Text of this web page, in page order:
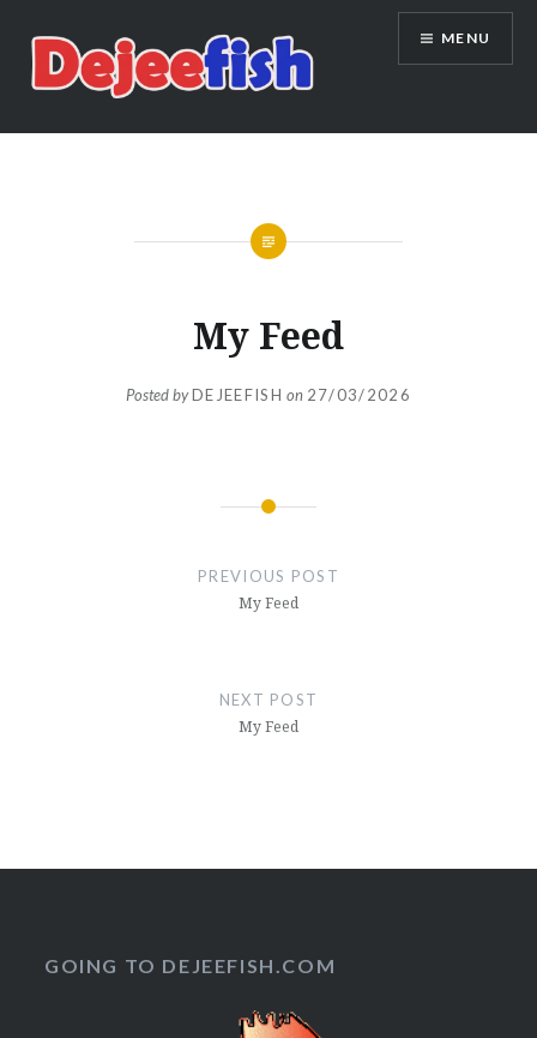
content
DEJEEFISH | PRODUSEN BENIH
MENU
My Feed
Posted byDEJEEFISH on 27/03/2026
PREVIOUS POST
My Feed
NEXT POST
My Feed
GOING TO DEJEEFISH.COM